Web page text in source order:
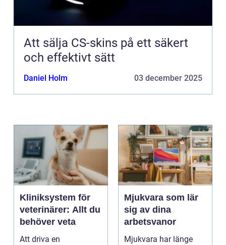
Att sälja CS-skins på ett säkert
och effektivt sätt
Daniel Holm 03 december 2025
Kliniksystem för
veterinärer: Allt du
behöver veta
Att driva en
Mjukvara som lär
sig av dina
arbetsvanor
Mjukvara har länge